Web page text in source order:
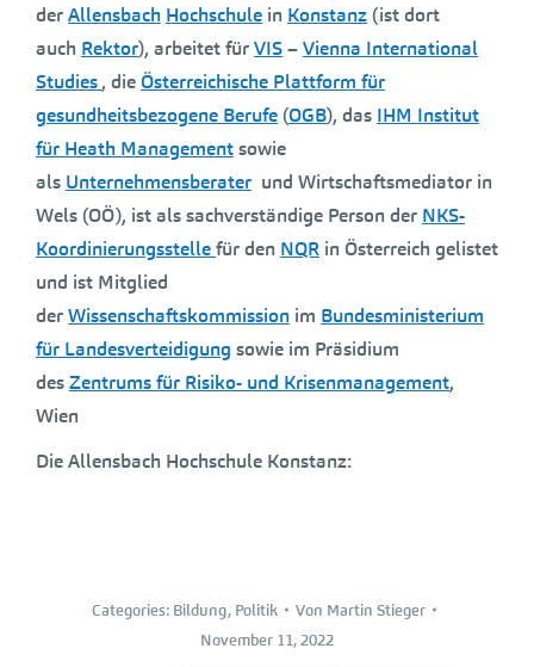
derAllensbach Hochschule in Konstanz (ist dort
auch Rektor), arbeitet fürVIS–Vienna International
Studies, dieÖsterreichische Plattform für
gesundheitsbezogene Berufe (OGB), das IHM Institut
für Heath Managementsowie
als Unternehmensberater und Wirtschaftsmediator in
Wels (OÖ), ist als sachverständige Person der NKS-
Koordinierungsstellefür den NQR in Österreich gelistet
und ist Mitglied
derWissenschaftskommission im Bundesministerium
für Landesverteidigung sowie im Präsidium
desZentrums für Risiko- und Krisenmanagement,
Wien
Die Allensbach Hochschule Konstanz:
Categories: Bildung, Politik Von Martin Stieger
November 11, 2022